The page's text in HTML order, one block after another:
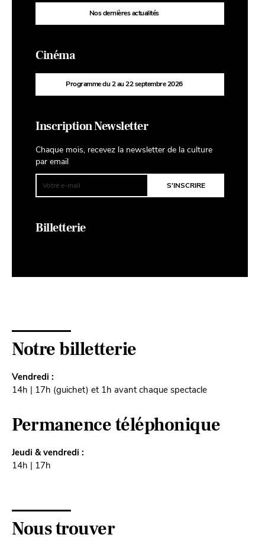
Nos dernières actualités
Cinéma
Programme du 2 au 22 septembre 2026
Inscription Newsletter
Chaque mois, recevez la newsletter de la culture
par email
Billetterie
Notre billetterie
Vendredi :
14h | 17h (guichet) et 1h avant chaque spectacle
Permanence téléphonique
Jeudi & vendredi :
14h | 17h
Nous trouver